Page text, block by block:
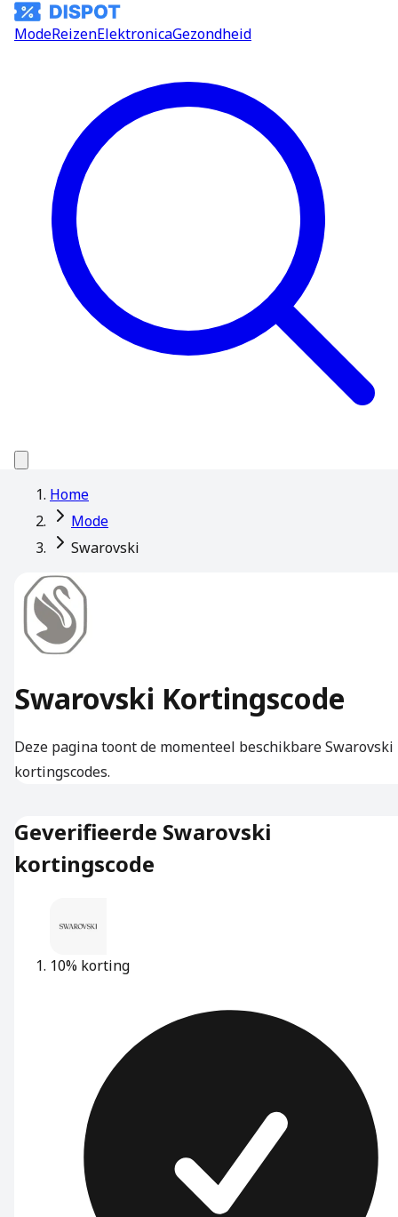
ModeReizenElektronicaGezondheid
Home
Mode
Swarovski
Swarovski Kortingscode
Deze pagina toont de momenteel beschikbare Swarovski
kortingscodes.
Geverifieerde Swarovski
kortingscode
10% korting